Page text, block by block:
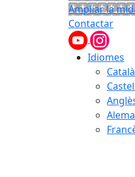
Ampliar la
Contactar
Idiomes
Català